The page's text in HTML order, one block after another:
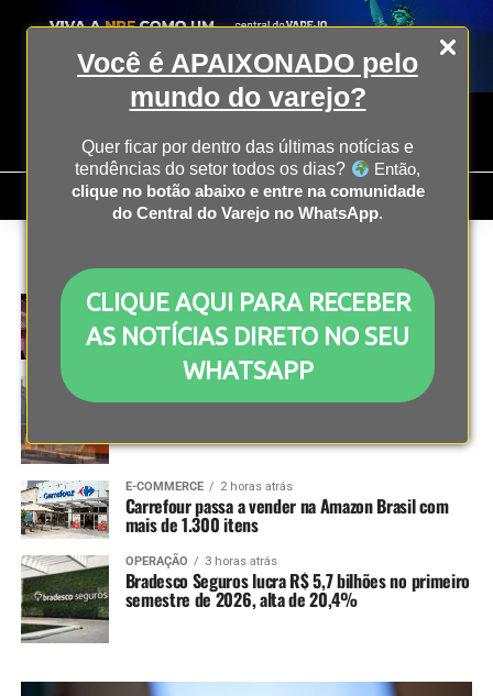
Você é APAIXONADO pelo
mundo do varejo?
Quer ficar por dentro das últimas notícias e
tendências do setor todos os dias?
Então,
clique no botão abaixo e entre na comunidade
do Central do Varejo no WhatsApp.
CLIQUE AQUI PARA RECEBER
AS NOTÍCIAS DIRETO NO SEU
WHATSAPP
All posts tagged "Últimas Notícias"
E-COMMERCE 23 minutos atrás
iFood Move 2026 terá palco dedicado ao varejo
OPERAÇÃO 1 hora atrás
Itaú Unibanco e Soften firmam parceria para
E-COMMERCE 2 horas atrás
Carrefour passa a vender na Amazon Brasil com
mais de 1.300 itens
OPERAÇÃO 3 horas atrás
Bradesco Seguros lucra R$ 5,7 bilhões no primeiro
semestre de 2026, alta de 20,4%